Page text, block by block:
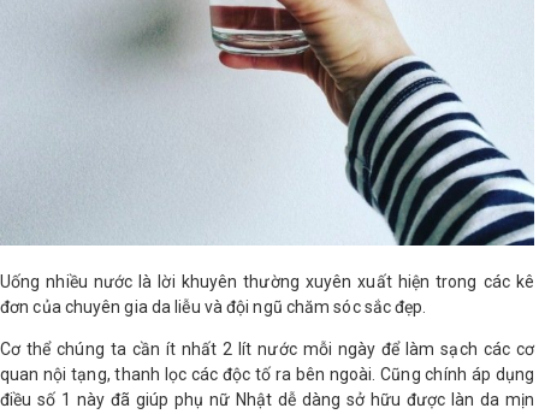
Uống nhiều nước là lời khuyên thường xuyên xuất hiện trong các kê
đơn của chuyên gia da liễu và đội ngũ chăm sóc sắc đẹp.
Cơ thể chúng ta cần ít nhất 2 lít nước mỗi ngày để làm sạch các cơ
quan nội tạng, thanh lọc các độc tố ra bên ngoài. Cũng chính áp dụng
điều số 1 này đã giúp phụ nữ Nhật dễ dàng sở hữu được làn da mịn